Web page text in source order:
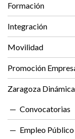
Formación
Integración
Movilidad
Promoción
Zaragoza Dinámica
Convocatorias
Empleo Público